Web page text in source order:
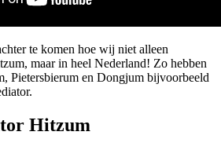
te komen hoe wij niet alleen
maar in heel Nederland! Zo hebben
Pietersbierum en Dongjum bijvoorbeeld
Hitzum